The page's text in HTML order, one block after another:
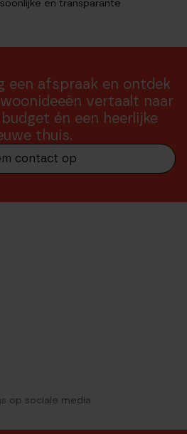
en transparante
een afspraak en ontdek
vertaalt naar
én een heerlijke
thuis.
contact op
op sociale media